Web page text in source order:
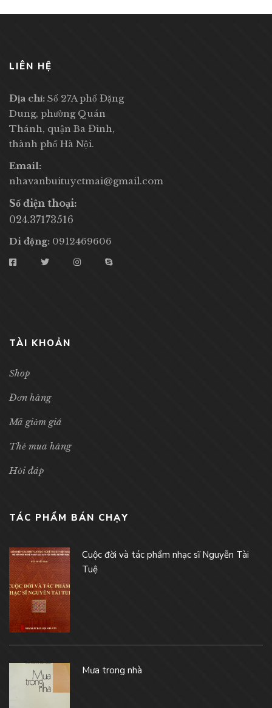
LIÊN HỆ
Địa chỉ: Số 27A phố Đặng
Dung, phường Quán
Thánh, quận Ba Đình,
thành phố Hà Nội.
Email:
nhavanbuituyetmai@gmail.com
Số điện thoại:
024.37173516
Di động: 0912469606
TÀI KHOẢN
Shop
Đơn hàng
Mã giảm giá
Thẻ mua hàng
Hỏi đáp
TÁC PHẨM BÁN CHẠY
Cuộc đời và tác phẩm nhạc sĩ Nguyễn Tài
Tuệ
Mưa trong nhà